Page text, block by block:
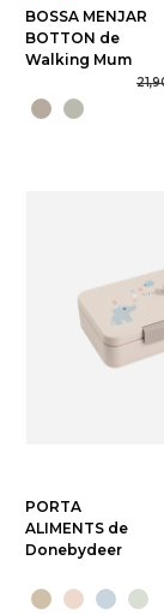
BOSSA MENJAR
BOTTON de
Walking Mum
PORTA
ALIMENTS de
Donebydeer